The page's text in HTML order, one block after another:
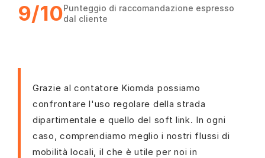
9/10Punteggio di raccomandazione espresso
dal cliente
Grazie al contatore Kiomda possiamo
confrontare l'uso regolare della strada
dipartimentale e quello del soft link. In ogni
caso, comprendiamo meglio i nostri flussi di
mobilità locali, il che è utile per noi in